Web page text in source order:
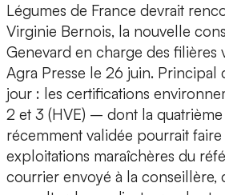
Légumes de France devrait
Virginie Bernois, la nouvelle
Genevard en charge des filières
Agra Presse le 26 juin. Principal
jour : les certifications
2 et 3 (HVE) – dont la
récemment validée pourrait
exploitations maraîchères du
courrier envoyé à la conseillère,